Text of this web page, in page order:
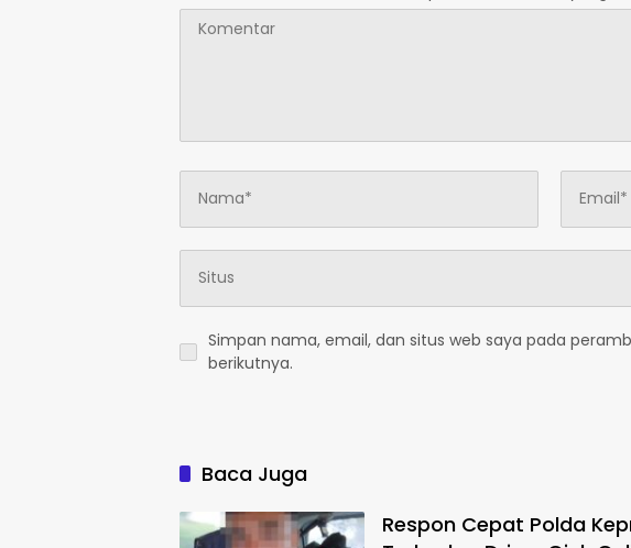
Simpan nama, email, dan situs web saya pada
berikutnya.
Baca Juga
Respon Cepat Polda